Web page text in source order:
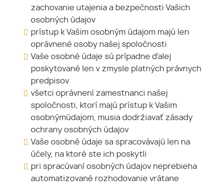
zachovanie utajenia a bezpečnosti Vašich
osobných údajov
prístup k Vašim osobným údajom majú len
oprávnené osoby našej spoločnosti
Vaše osobné údaje sú prípadne ďalej
poskytované len v zmysle platných právnych
predpisov
všetci oprávnení zamestnanci našej
spoločnosti, ktorí majú prístup k Vašim
osobnýmúdajom, musia dodržiavať zásady
ochrany osobných údajov
Vaše osobné údaje sa spracovávajú len na
účely, na ktoré ste ich poskytli
pri spracúvaní osobných údajov neprebieha
automatizované rozhodovanie vrátane